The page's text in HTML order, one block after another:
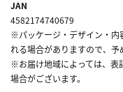
JAN
4582174740679
※パッケージ・デザイン・内
れる場合がありますので、予
※お届け地域によっては、表
場合がございます。